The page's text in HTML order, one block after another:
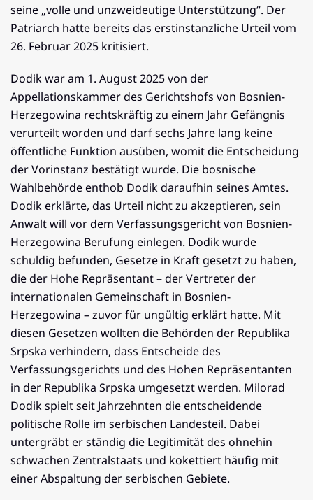
seine „volle und unzweideutige Unterstützung“. Der
Patriarch hatte bereits das erstinstanzliche Urteil vom
26. Februar 2025 kritisiert.
Dodik war am 1. August 2025 von der
Appellationskammer des Gerichtshofs von Bosnien-
Herzegowina rechtskräftig zu einem Jahr Gefängnis
verurteilt worden und darf sechs Jahre lang keine
öffentliche Funktion ausüben, womit die Entscheidung
der Vorinstanz bestätigt wurde. Die bosnische
Wahlbehörde enthob Dodik daraufhin seines Amtes.
Dodik erklärte, das Urteil nicht zu akzeptieren, sein
Anwalt will vor dem Verfassungsgericht von Bosnien-
Herzegowina Berufung einlegen. Dodik wurde
schuldig befunden, Gesetze in Kraft gesetzt zu haben,
die der Hohe Repräsentant – der Vertreter der
internationalen Gemeinschaft in Bosnien-
Herzegowina – zuvor für ungültig erklärt hatte. Mit
diesen Gesetzen wollten die Behörden der Republika
Srpska verhindern, dass Entscheide des
Verfassungsgerichts und des Hohen Repräsentanten
in der Republika Srpska umgesetzt werden. Milorad
Dodik spielt seit Jahrzehnten die entscheidende
politische Rolle im serbischen Landesteil. Dabei
untergräbt er ständig die Legitimität des ohnehin
schwachen Zentralstaats und kokettiert häufig mit
einer Abspaltung der serbischen Gebiete.